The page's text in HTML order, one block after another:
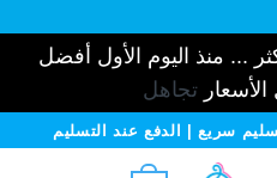
... منذ اليوم الأول أفضل
الأسعارتجاهل
سريع | الدفع عند التسليم